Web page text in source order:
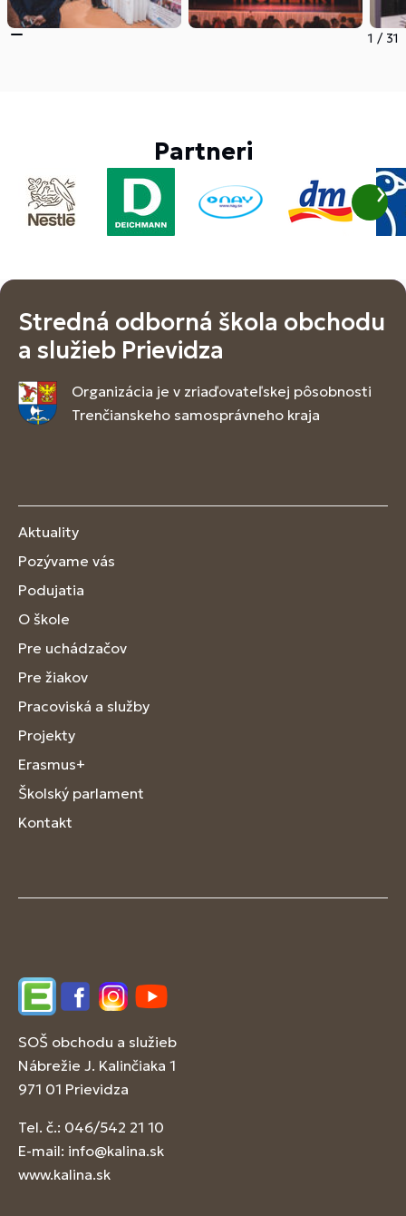
1 / 31
Partneri
Stredná odborná škola obchodu
a služieb Prievidza
Organizácia je v zriaďovateľskej pôsobnosti
Trenčianskeho samosprávneho kraja
Aktuality
Pozývame vás
Podujatia
O škole
Pre uchádzačov
Pre žiakov
Pracoviská a služby
Projekty
Erasmus+
Školský parlament
Kontakt
EdupageFacebookInstagram
YouTube
SOŠ obchodu a služieb
Nábrežie J. Kalinčiaka 1
971 01 Prievidza
Tel. č.: 046/542 21 10
E-mail: info@kalina.sk
www.kalina.sk